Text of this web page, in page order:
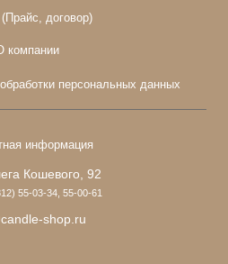
договор)
компании
персональных данных
информация
Кошевого, 92
55-03-34, 55-00-61
shop.ru